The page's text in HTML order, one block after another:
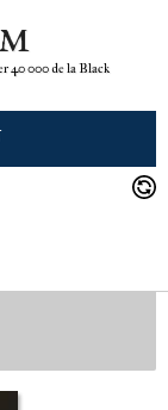
40 000 de la Black